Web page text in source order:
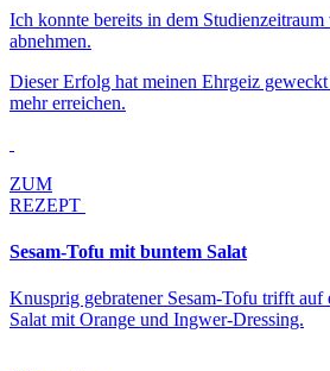
Ich konnte bereits in dem
abnehmen.
Dieser Erfolg hat meinen Ehrgeiz
mehr erreichen.
ZUM
REZEPT
Sesam-Tofu mit buntem Salat
Knusprig gebratener Sesam-Tofu trifft auf
Salat mit Orange und Ingwer-Dressing.